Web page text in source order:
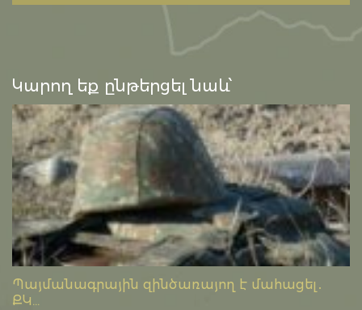
Կարող եք ընթերցել նաև՝
Պայմանագրային զինծառայող է մահացել․
ՔԿ...